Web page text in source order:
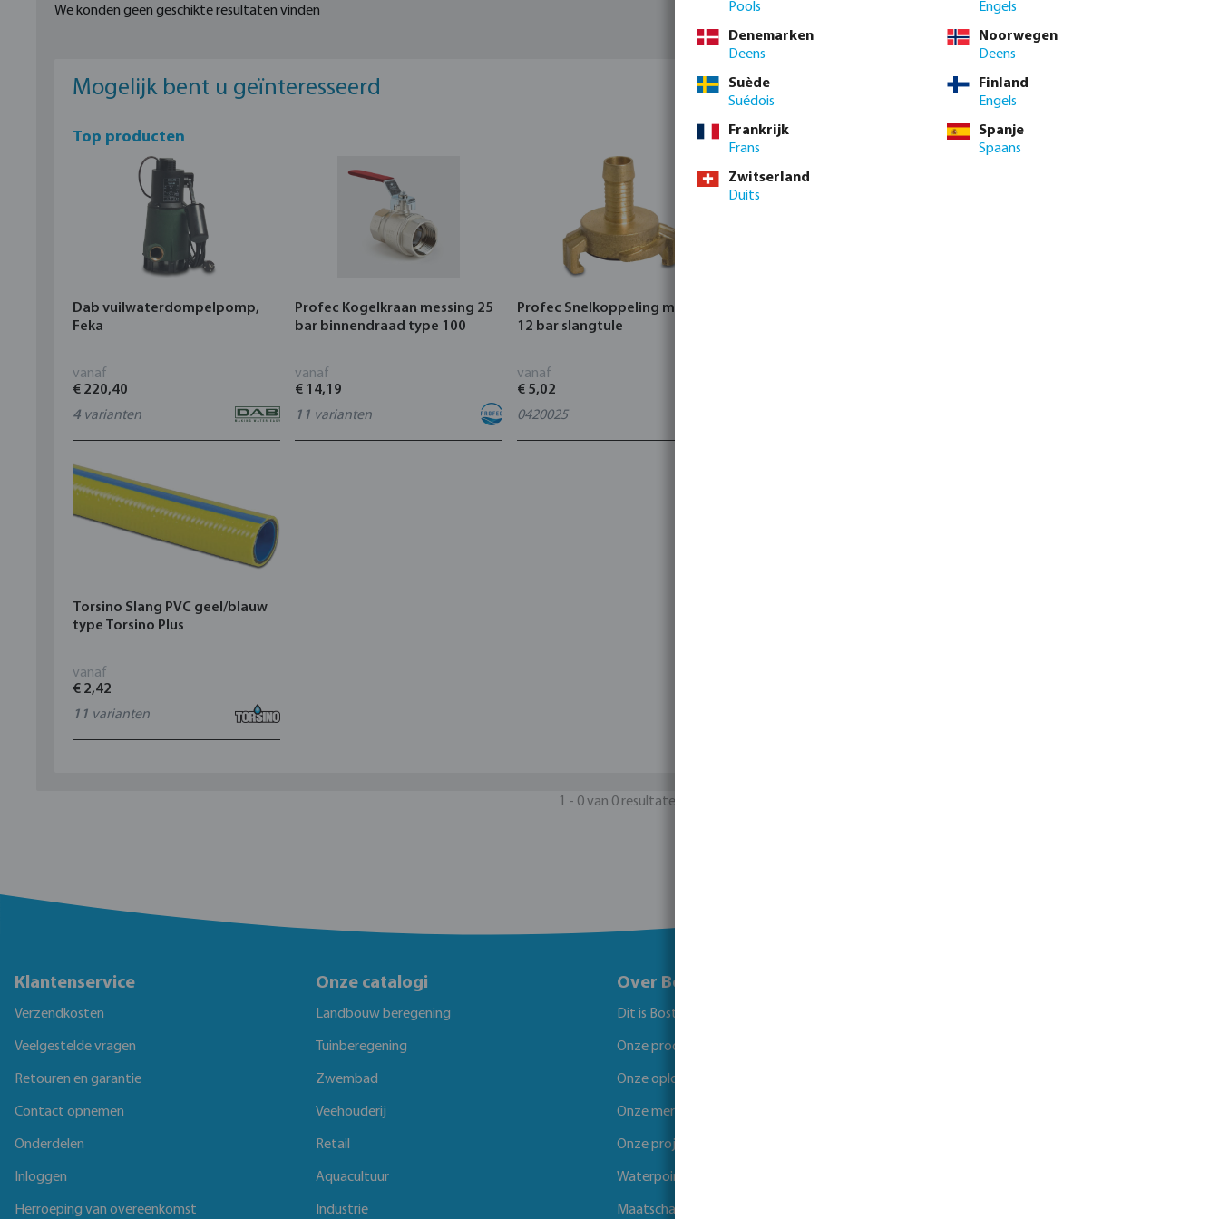
We konden geen geschikte resultaten vinden
Mogelijk bent u geïnteresseerd
Top producten
Dab vuilwaterdompelpomp,
Feka
vanaf
€ 220,40
4 varianten
Profec Kogelkraan messing 25
bar binnendraad type 100
vanaf
€ 14,19
11 varianten
Profec Snelkoppeling messing
12 bar slangtule
vanaf
€ 5,02
0420025
Torsino Slang PVC geel/blauw
type Torsino Plus
vanaf
€ 2,42
11 varianten
1 - 0 van 0 resultaten
Klantenservice
Verzendkosten
Veelgestelde vragen
Retouren en garantie
Contact opnemen
Onderdelen
Inloggen
Herroeping van overeenkomst
Onze catalogi
Landbouw beregening
Tuinberegening
Zwembad
Veehouderij
Retail
Aquacultuur
Industrie
Over Bosta
Dit is Bosta
Onze producten
Onze oplossingen
Onze merken
Onze projecten
Waterpoints
Maatschappelijk verantwoord ondernemen
Pools
Engels
Denemarken
Deens
Noorwegen
Deens
Suède
Suédois
Finland
Engels
Frankrijk
Frans
Spanje
Spaans
Zwitserland
Duits